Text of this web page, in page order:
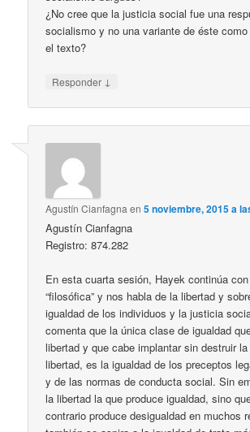
¿No cree que la justicia social fue una
socialismo y no una variante de éste
el texto?
Responder ↓
Agustín Cianfagna en5 noviembre, 2015 a
Agustín Cianfagna
Registro: 874.282
En esta cuarta sesión, Hayek continúa
“filosófica” y nos habla de la libertad y
igualdad de los individuos y la justicia
comenta que la única clase de igualdad
libertad y que cabe implantar sin destruir
libertad, es la igualdad de los preceptos
y de las normas de conducta social. Sin
la libertad la que produce igualdad, sino
contrario produce desigualdad en muchos